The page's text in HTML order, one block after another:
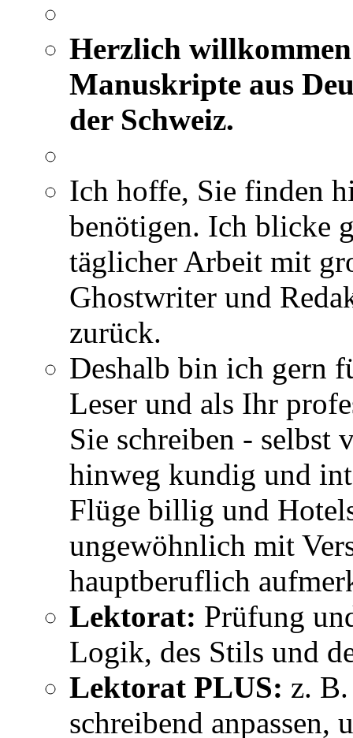
Herzlich
Manuskripte aus
der Schweiz.
Ich hoffe, Sie finden
benötigen. Ich blicke
täglicher Arbeit mit
Ghostwriter und
zurück.
Deshalb bin ich gern
Leser und als Ihr
Sie schreiben - selbst
hinweg kundig und
Flüge billig und
ungewöhnlich mit
hauptberuflich
Lektorat: Prüfung
Logik, des Stils und
Lektorat PLUS: z.
schreibend anpassen,